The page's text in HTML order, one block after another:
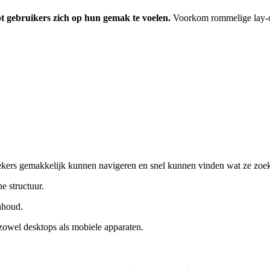
gebruikers zich op hun gemak te voelen. Voorkom rommelige lay-
gemakkelijk kunnen navigeren en snel kunnen vinden wat ze
structuur.
desktops als mobiele apparaten.